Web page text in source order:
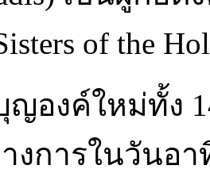
of the
องค์ใหม่ทั้ง
งการในวันอ